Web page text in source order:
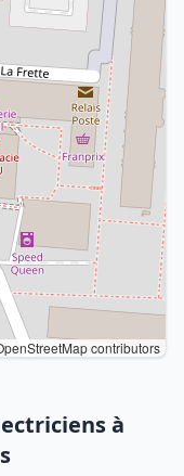
contributors
à